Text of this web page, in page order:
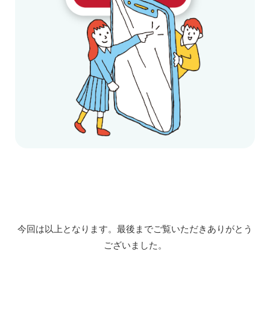
今回は以上となります。最後までご覧いただきありがとう
ございました。